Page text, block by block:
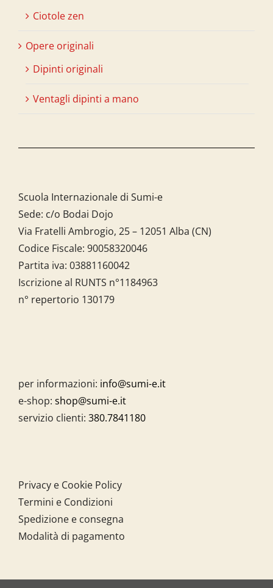
Ciotole zen
Opere originali
Dipinti originali
Ventagli dipinti a mano
Scuola Internazionale di Sumi-e
Sede: c/o Bodai Dojo
Via Fratelli Ambrogio, 25 – 12051 Alba (CN)
Codice Fiscale: 90058320046
Partita iva: 03881160042
Iscrizione al RUNTS n°1184963
n° repertorio 130179
per informazioni: info@sumi-e.it
e-shop: shop@sumi-e.it
servizio clienti: 380.7841180
Privacy e Cookie Policy
Termini e Condizioni
Spedizione e consegna
Modalità di pagamento